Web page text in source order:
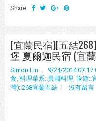
Share:
[宜蘭民宿][五結
堡 夏爾迦民宿 (宜
Simon Lin 9/24/2014
食, 料理菜系::異國料理, 旅遊::
灣)::268宜蘭五結
沒有留言